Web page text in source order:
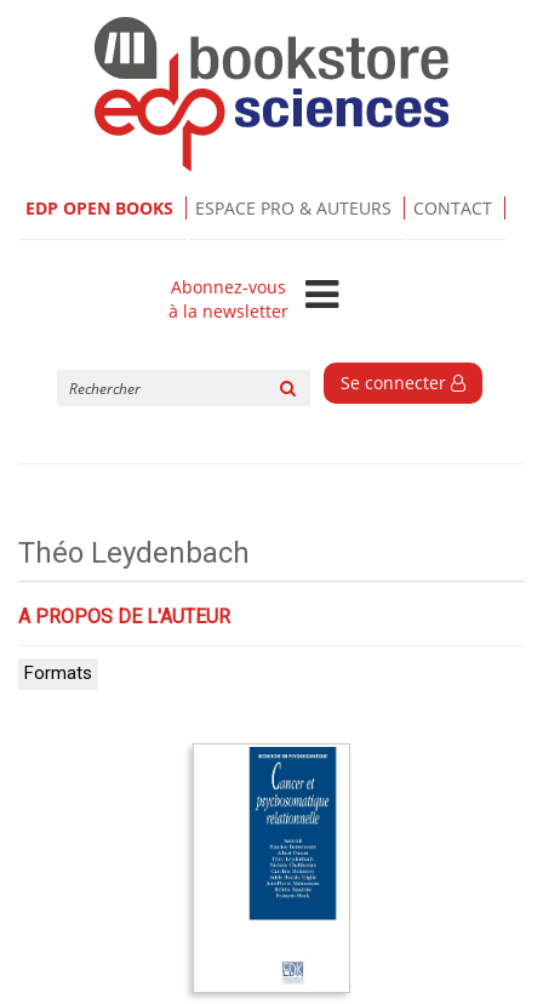
EDP OPEN BOOKS ESPACE PRO & AUTEURS CONTACT
Abonnez-vous
à la newsletter
Se connecter
Théo Leydenbach
A PROPOS DE L'AUTEUR
Formats